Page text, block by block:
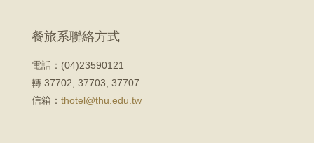
餐旅系聯絡方式
電話：(04)23590121
轉 37702, 37703, 37707
信箱： thotel@thu.edu.tw